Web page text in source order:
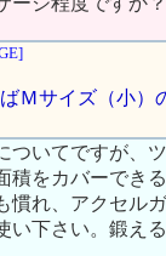
Ｍサイズ（小）
ついてですが、
積をカバーでき
慣れ、アクセル
い下さい。鍛え